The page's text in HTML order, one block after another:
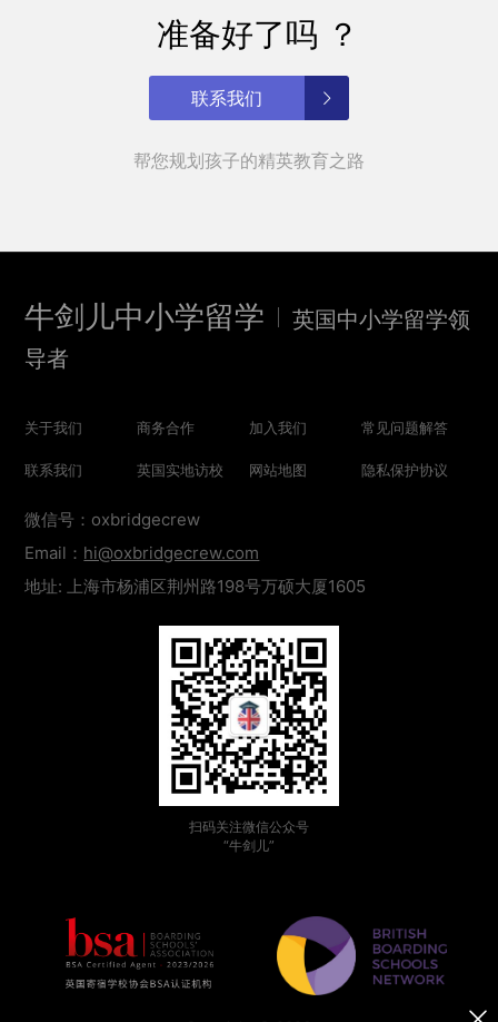
准备好了吗 ？
联系我们
帮您规划孩子的精英教育之路
牛剑儿中小学留学
英国中小学留学领
导者
关于我们 商务合作 加入我们 常见问题解答
联系我们 英国实地访校 网站地图 隐私保护协议
微信号：oxbridgecrew
Email： hi@oxbridgecrew.com
地址: 上海市杨浦区荆州路198号万硕大厦1605
扫码关注微信公众号
“牛剑儿”